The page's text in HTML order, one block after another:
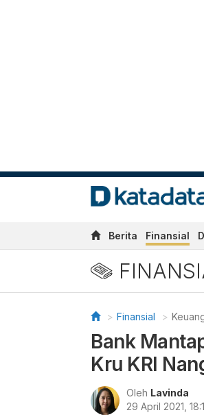
Berita Finansial
Finansial
Bank
Kru KRI
Oleh Lavinda
29 April 2021,